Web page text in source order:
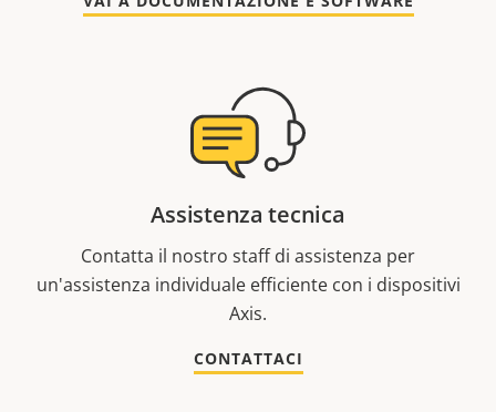
Assistenza tecnica
Contatta il nostro staff di assistenza per
un'assistenza individuale efficiente con i dispositivi
Axis.
CONTATTACI